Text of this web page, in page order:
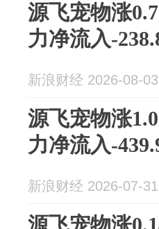
源飞宠物涨
力净流入-
新浪财经 2026-08-03
源飞宠物涨
力净流入-
新浪财经 2026-07-31